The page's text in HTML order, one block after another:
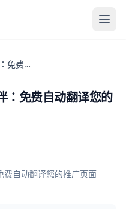
几分钟内触达全球联盟伙伴：免费自动翻译您的推广页面
：免费自动翻译您的
费自动翻译您的推广页面